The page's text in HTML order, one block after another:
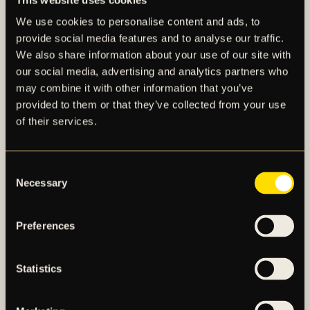
We use cookies to personalise content and ads, to
provide social media features and to analyse our traffic.
We also share information about your use of our site with
our social media, advertising and analytics partners who
may combine it with other information that you’ve
provided to them or that they’ve collected from your use
of their services.
Selection
Necessary
Preferences
Statistics
onsdagen den 7 januari. Laget kommer tills vidare att
ledas av befintlig tränarstab. AIK Fotboll kommer att
återkomma med information kring en permanent
lösning för chefstränarpositionen.
För en längre faktapresentation av Mikkjal
Thomassen, se det bifogade materialet i detta
pressmeddelande.
Klubbdirektör & VD, AIK Fotboll
marknadsmissbruks-förordning. Informationen